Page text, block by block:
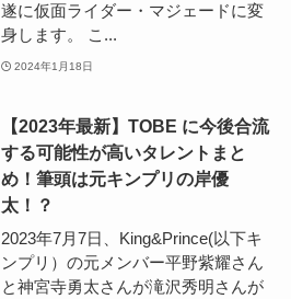
遂に仮面ライダー・マジェードに変
身します。 こ...
2024年1月18日
【2023年最新】TOBE に今後合流
する可能性が高いタレントまと
め！筆頭は元キンプリの岸優
太！？
2023年7月7日、King&Prince(以下キ
ンプリ）の元メンバー平野紫耀さん
と神宮寺勇太さんが滝沢秀明さんが